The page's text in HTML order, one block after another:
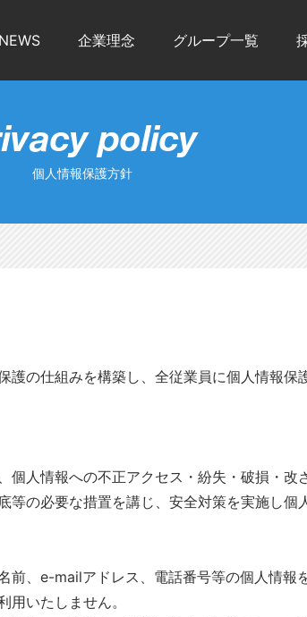
NEWS(current)企業理念 グループ一覧
policy
個人情報保護方針
の仕組みを構築し、全従業員に個人情報
人情報への不正アクセス・紛失・破損・改
の必要な措置を講じ、安全対策を実施し個
前、e-mailアドレス、電話番号等の個人情報
いたしません。